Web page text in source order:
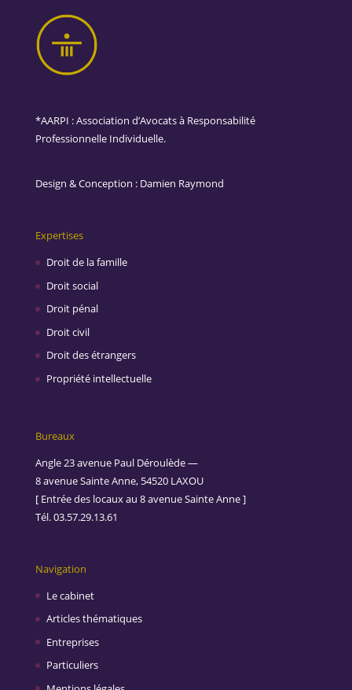
*AARPI : Association d’Avocats à Responsabilité
Professionnelle Individuelle.
Design & Conception : Damien Raymond
Expertises
Droit de la famille
Droit social
Droit pénal
Droit civil
Droit des étrangers
Propriété intellectuelle
Bureaux
Angle 23 avenue Paul Déroulède —
8 avenue Sainte Anne, 54520 LAXOU
[ Entrée des locaux au 8 avenue Sainte Anne ]
Tél. 03.57.29.13.61
Navigation
Le cabinet
Articles thématiques
Entreprises
Particuliers